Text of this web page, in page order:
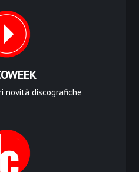
novità discografiche